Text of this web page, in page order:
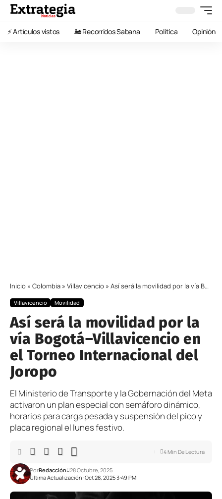
⚡️ Artículos vistos 🚂 Recorridos Sabana Política Opinión
Inicio » Colombia » Villavicencio » Así será la movilidad por la vía Bogotá–Villavicencio en el Torneo Internacional del Joropo
Villavicencio Movilidad
Así será la movilidad por la
vía Bogotá–Villavicencio en
el Torneo Internacional del
Joropo
El Ministerio de Transporte y la Gobernación del Meta
activaron un plan especial con semáforo dinámico,
horarios para carga pesada y suspensión del pico y
placa regional el lunes festivo.
Última Actualización: Oct 28, 2025 3:49 PM
PorRedacción 28 Octubre, 2025
4 Min De Lectura